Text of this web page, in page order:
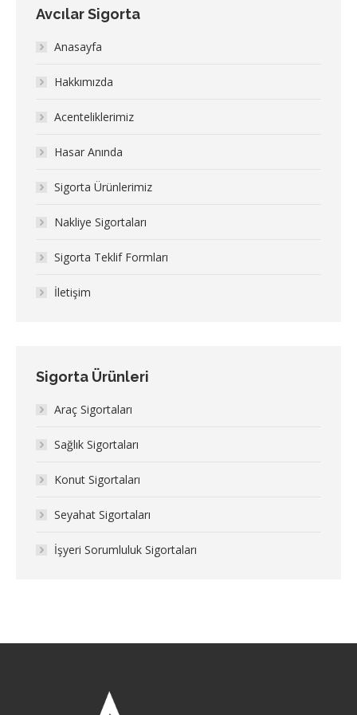
Avcılar Sigorta
Anasayfa
Hakkımızda
Acenteliklerimiz
Hasar Anında
Sigorta Ürünlerimiz
Nakliye Sigortaları
Sigorta Teklif Formları
İletişim
Sigorta Ürünleri
Araç Sigortaları
Sağlık Sigortaları
Konut Sigortaları
Seyahat Sigortaları
İşyeri Sorumluluk Sigortaları